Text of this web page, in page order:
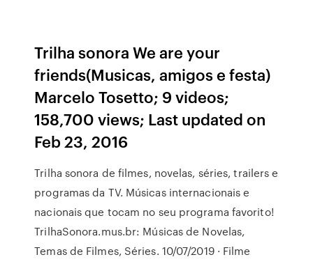
Trilha sonora We are your
friends(Musicas, amigos e festa)
Marcelo Tosetto; 9 videos;
158,700 views; Last updated on
Feb 23, 2016
Trilha sonora de filmes, novelas, séries, trailers e
programas da TV. Músicas internacionais e
nacionais que tocam no seu programa favorito!
TrilhaSonora.mus.br: Músicas de Novelas,
Temas de Filmes, Séries. 10/07/2019 · Filme